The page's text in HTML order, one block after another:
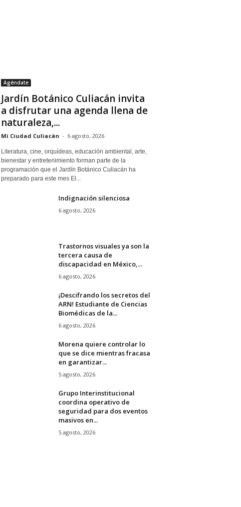
Agéndate
Jardín Botánico Culiacán invita
a disfrutar una agenda llena de
naturaleza,...
Mi Ciudad Culiacán - 6 agosto, 2026
Literatura, cine, orquídeas, educación ambiental, arte,
bienestar y entretenimiento forman parte de la
programación que el Jardín Botánico Culiacán ha
preparado para este mes El...
Indignación silenciosa
6 agosto, 2026
Trastornos visuales ya son la
tercera causa de
discapacidad en México,...
6 agosto, 2026
¡Descifrando los secretos del
ARN! Estudiante de Ciencias
Biomédicas de la...
6 agosto, 2026
Morena quiere controlar lo
que se dice mientras fracasa
en garantizar...
5 agosto, 2026
Grupo Interinstitucional
coordina operativo de
seguridad para dos eventos
masivos en...
5 agosto, 2026